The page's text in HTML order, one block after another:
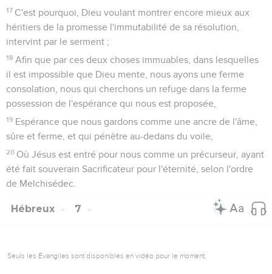
17 C'est pourquoi, Dieu voulant montrer encore mieux aux
héritiers de la promesse l'immutabilité de sa résolution,
intervint par le serment ;
18 Afin que par ces deux choses immuables, dans lesquelles
il est impossible que Dieu mente, nous ayons une ferme
consolation, nous qui cherchons un refuge dans la ferme
possession de l'espérance qui nous est proposée,
19 Espérance que nous gardons comme une ancre de l'âme,
sûre et ferme, et qui pénètre au-dedans du voile,
20 Où Jésus est entré pour nous comme un précurseur, ayant
été fait souverain Sacrificateur pour l'éternité, selon l'ordre
de Melchisédec.
Hébreux 7
Seuls les Évangiles sont disponibles en vidéo pour le moment.